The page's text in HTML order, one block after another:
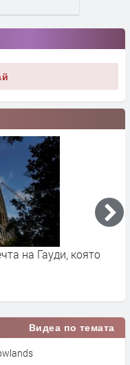
на Гауди, която
Видеа по темата